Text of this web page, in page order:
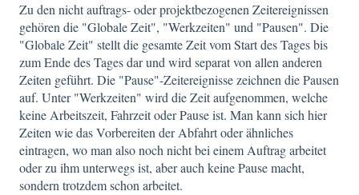
Zu den nicht auftrags- oder projektbezogenen Zeitereignissen
gehören die "Globale Zeit", "Werkzeiten" und "Pausen". Die
"Globale Zeit" stellt die gesamte Zeit vom Start des Tages bis
zum Ende des Tages dar und wird separat von allen anderen
Zeiten geführt. Die "Pause"-Zeitereignisse zeichnen die Pausen
auf. Unter "Werkzeiten" wird die Zeit aufgenommen, welche
keine Arbeitszeit, Fahrzeit oder Pause ist. Man kann sich hier
Zeiten wie das Vorbereiten der Abfahrt oder ähnliches
eintragen, wo man also noch nicht bei einem Auftrag arbeitet
oder zu ihm unterwegs ist, aber auch keine Pause macht,
sondern trotzdem schon arbeitet.